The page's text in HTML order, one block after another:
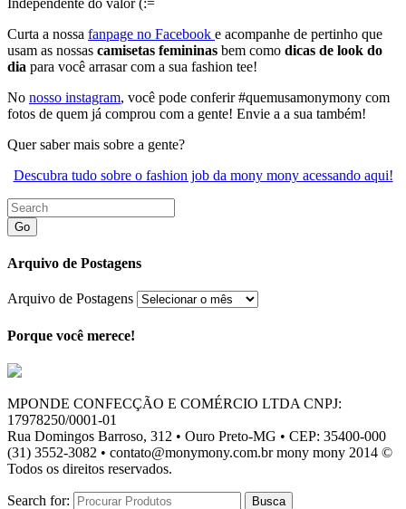
Curta a nossa fanpage no Facebook e acompanhe de pertinho que
usam as nossas camisetas femininas bem como dicas de look do
dia para você arrasar com a sua fashion tee!
No nosso instagram, você pode conferir #quemusamonymony com
fotos de quem já comprou com a gente! Envie a a sua também!
Quer saber mais sobre a gente?
Descubra tudo sobre o fashion job da mony mony acessando aqui!
Go
Arquivo de Postagens
Arquivo de Postagens
Porque você merece!
MPONDE CONFECÇÃO E COMÉRCIO LTDA CNPJ:
17978250/0001-01
Rua Domingos Barroso, 312 • Ouro Preto-MG • CEP: 35400-000
(31) 3552-3082 • contato@monymony.com.br mony mony 2014 ©
Todos os direitos reservados.
Search for: